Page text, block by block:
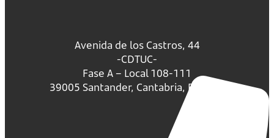
Avenida de los Castros, 44
-CDTUC-
Fase A – Local 108-111
39005 Santander, Cantabria, España.